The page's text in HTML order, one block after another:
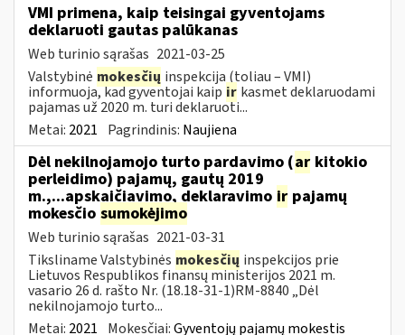
VMI primena, kaip teisingai gyventojams
deklaruoti gautas palūkanas
Web turinio sąrašas 2021-03-25
Valstybinė mokesčių inspekcija (toliau – VMI)
informuoja, kad gyventojai kaip ir kasmet deklaruodami
pajamas už 2020 m. turi deklaruoti...
Metai: 2021 Pagrindinis: Naujiena
Dėl nekilnojamojo turto pardavimo (ar kitokio
perleidimo) pajamų, gautų 2019
m.,...apskaičiavimo, deklaravimo ir pajamų
mokesčio sumokėjimo
Web turinio sąrašas 2021-03-31
Tiksliname Valstybinės mokesčių inspekcijos prie
Lietuvos Respublikos finansų ministerijos 2021 m.
vasario 26 d. rašto Nr. (18.18-31-1)RM-8840 „Dėl
nekilnojamojo turto...
Metai: 2021 Mokesčiai:Gyventojų pajamų mokestis